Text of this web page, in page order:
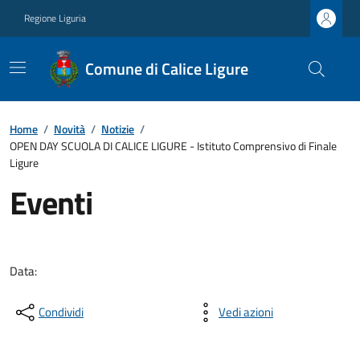
Regione Liguria
Comune di Calice Ligure
Home / Novità / Notizie /
OPEN DAY SCUOLA DI CALICE LIGURE - Istituto Comprensivo di Finale
Ligure
Eventi
Data:
Condividi Vedi azioni